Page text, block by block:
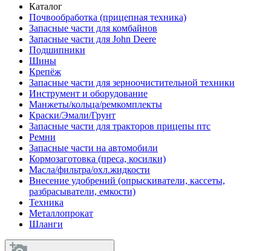
Каталог
Почвообработка (прицепная техника)
Запасные части для комбайнов
Запасные части для John Deere
Подшипники
Шины
Крепёж
Запасные части для зерноочистительной техники
Инструмент и оборудование
Манжеты/кольца/ремкомплекты
Краски/Эмали/Грунт
Запасные части для тракторов прицепы птс
Ремни
Запасные части на автомобили
Кормозаготовка (преса, косилки)
Масла/фильтра/охл.жидкости
Внесение удобрений (опрыскиватели, кассеты,
разбрасыватели, емкости)
Техника
Металлопрокат
Шланги